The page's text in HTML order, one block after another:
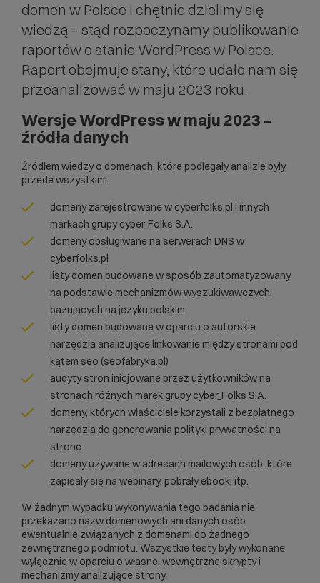
domen w Polsce i chętnie dzielimy się
wiedzą – stąd rozpoczynamy publikowanie
raportów o stanie WordPress w Polsce.
Raport obejmuje stany, które udało nam się
przeanalizować w maju 2023 roku.
Wersje WordPress w maju 2023 –
źródła danych
Źródłem wiedzy o domenach, które podlegały analizie były
przede wszystkim:
domeny zarejestrowane w cyberfolks.pl i innych
markach grupy cyber_Folks S.A.
domeny obsługiwane na serwerach DNS w
cyberfolks.pl
listy domen budowane w sposób zautomatyzowany
na podstawie mechanizmów wyszukiwawczych,
bazujących na języku polskim
listy domen budowane w oparciu o autorskie
narzędzia analizujące linkowanie między stronami pod
kątem seo (seofabryka.pl)
audyty stron inicjowane przez użytkowników na
stronach różnych marek grupy cyber_Folks S.A.
domeny, których właściciele korzystali z bezpłatnego
narzędzia do generowania polityki prywatności na
stronę
domeny używane w adresach mailowych osób, które
zapisały się na webinary, pobrały ebooki itp.
W żadnym wypadku wykonywania tego badania nie
przekazano nazw domenowych ani danych osób
ewentualnie związanych z domenami do żadnego
zewnętrznego podmiotu. Wszystkie testy były wykonane
wyłącznie w oparciu o własne, wewnętrzne skrypty i
mechanizmy analizujące strony.